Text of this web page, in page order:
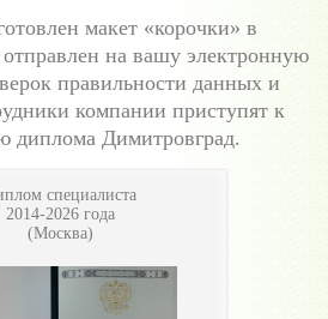
макет «корочки» в
на вашу электронную
правильности данных и
компании приступят к
диплома Димитровград.
специалиста
2014-2026 года
(Москва)